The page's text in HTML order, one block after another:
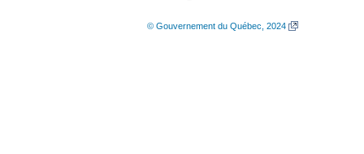
© Gouvernement du Québec, 2024